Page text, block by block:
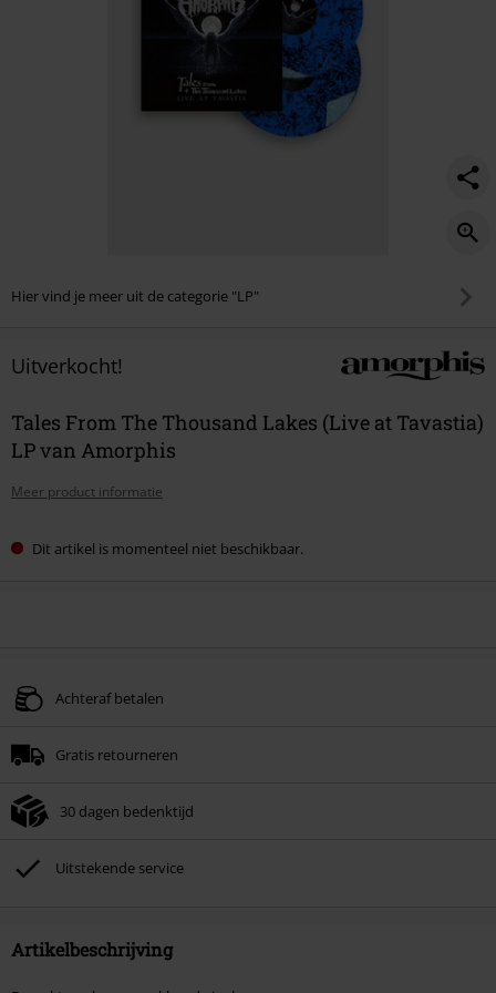
Hier vind je meer uit de categorie "LP"
Uitverkocht!
Tales From The Thousand Lakes (Live at Tavastia)
LP van Amorphis
Meer product informatie
Dit artikel is momenteel niet beschikbaar.
Achteraf betalen
Gratis retourneren
30 dagen bedenktijd
Uitstekende service
Artikelbeschrijving